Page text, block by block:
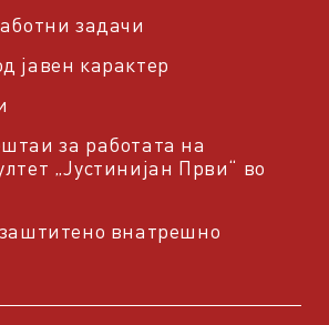
задачи
јавен карактер
за работата на
„Јустинијан Први“ во
внатрешно